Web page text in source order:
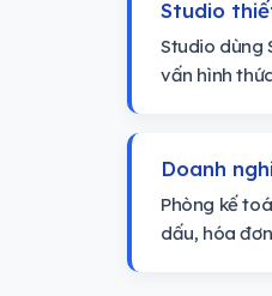
Studio
Studio dùng
vấn hình
Doanh
Phòng kế
dấu, hóa